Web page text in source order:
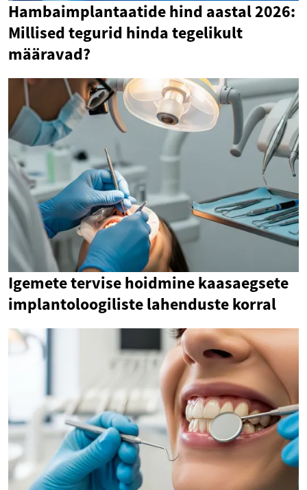
Hambaimplantaatide hind aastal 2026:
Millised tegurid hinda tegelikult
määravad?
Igemete tervise hoidmine kaasaegsete
implantoloogiliste lahenduste korral